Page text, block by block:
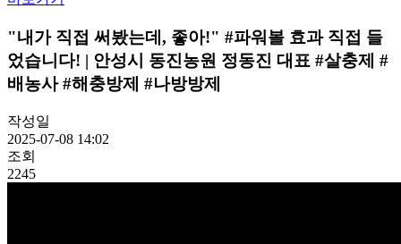
"내가 직접 써봤는데, 좋아!" #파워볼 효과 직접 들
었습니다! | 안성시 동진농원 정동진 대표 #살충제 #
배농사 #해충방제 #나방방제
작성일
2025-07-08 14:02
조회
2245